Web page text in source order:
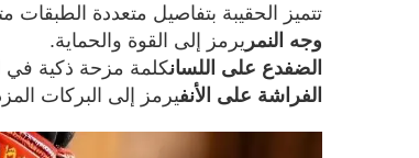
تتميز الحقيبة بتفاصيل متعددة
وجه النمر يرمز إلى القوة والحماية.
الضفدع على اللسانكلمة مزحة ذكية في
الفراشة على الأنفيرمز إلى البركات